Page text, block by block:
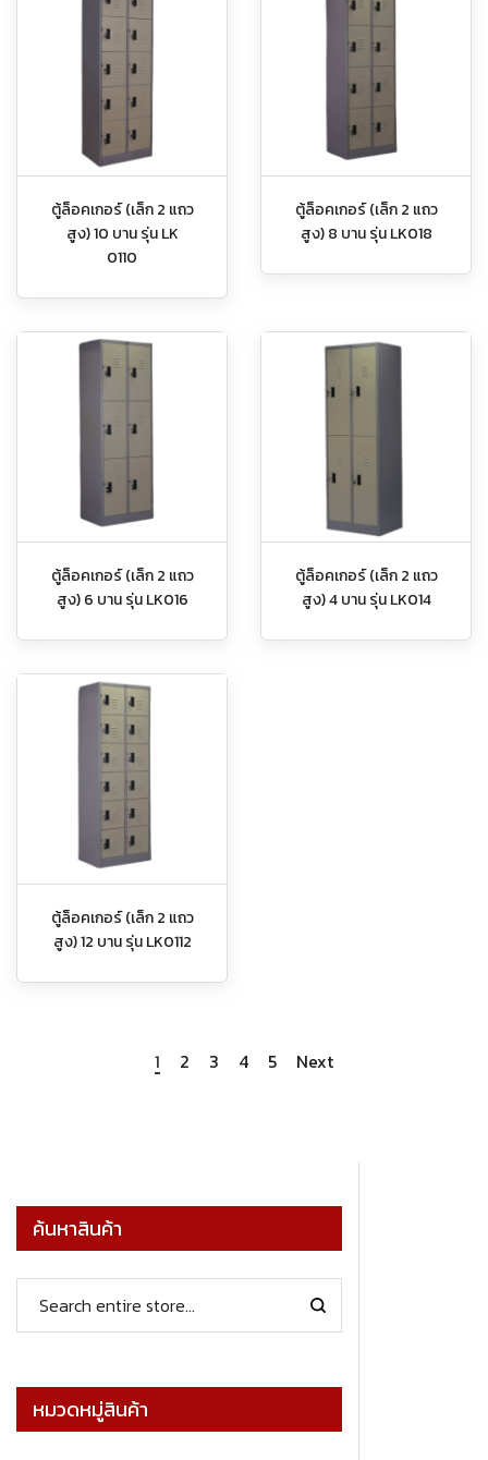
ตู้ล็อคเกอร์ (เล็ก 2 แถว
สูง) 10 บาน รุ่น LK
0110
ตู้ล็อคเกอร์ (เล็ก 2 แถว
สูง) 8 บาน รุ่น LK018
ตู้ล็อคเกอร์ (เล็ก 2 แถว
สูง) 6 บาน รุ่น LK016
ตู้ล็อคเกอร์ (เล็ก 2 แถว
สูง) 4 บาน รุ่น LK014
ตู้ล็อคเกอร์ (เล็ก 2 แถว
สูง) 12 บาน รุ่น LK0112
1 2 3 4 5 Next
ค้นหาสินค้า
หมวดหมู่สินค้า